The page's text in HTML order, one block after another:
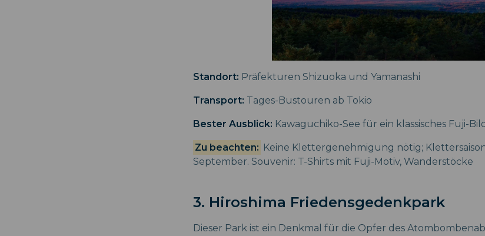
Standort: Präfekturen Shizuoka und Yamanashi
Transport: Tages-Bustouren ab Tokio
Bester Ausblick: Kawaguchiko-See für ein klassisches Fuji-Bild
Zu beachten: Keine Klettergenehmigung nötig;
September. Souvenir: T-Shirts mit Fuji-Motiv, Wanderstöcke
3. Hiroshima Friedensgedenkpark
Dieser Park ist ein Denkmal für die Opfer des